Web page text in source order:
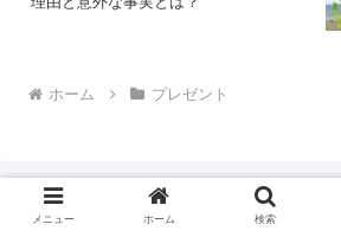
ホーム プレゼント
メニュー ホーム 検索